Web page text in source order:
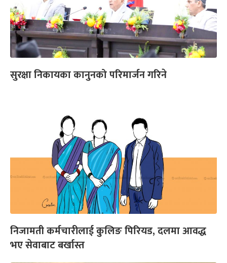
सुरक्षा निकायका कानुनको परिमार्जन गरिने
निजामती कर्मचारीलाई कुलिङ पिरियड, दलमा आवद्ध
भए सेवाबाट बर्खास्त